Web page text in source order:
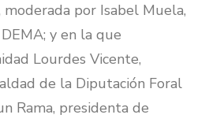
moderada por Isabel Muela,
y en la que
Lourdes Vicente,
de la Diputación Foral
Rama, presidenta de